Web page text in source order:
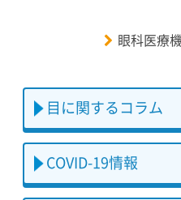
眼科医療
目に関するコラム
COVID-19情報